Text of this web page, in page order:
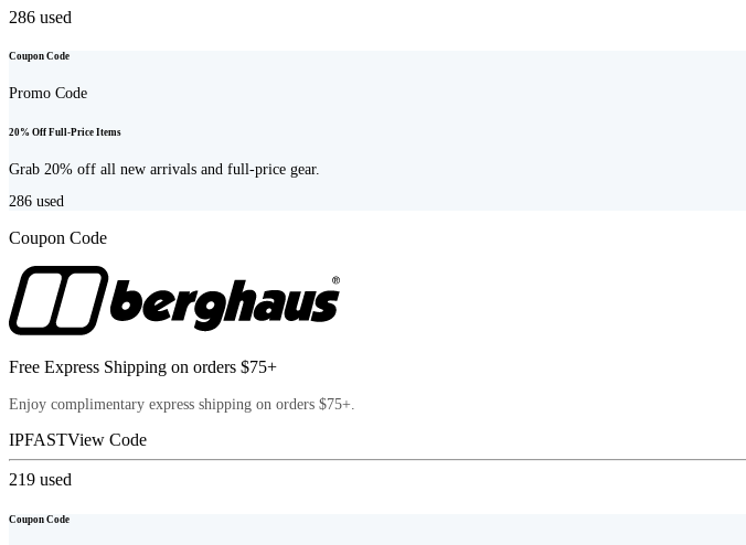
286 used
Coupon Code
Promo Code
20% Off Full-Price Items
Grab 20% off all new arrivals and full-price gear.
286 used
Coupon Code
Free Express Shipping on orders $75+
Enjoy complimentary express shipping on orders $75+.
IPFASTView Code
219 used
Coupon Code